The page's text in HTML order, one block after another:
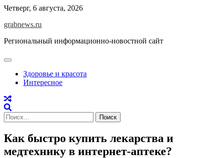
Skip
content
Четверг, 6 августа, 2026
grabnews.ru
Региональный информационно-новостной сайт
Здоровье и красота
Интересное
Найти:
Как быстро купить лекарства и
медтехнику в интернет-аптеке?